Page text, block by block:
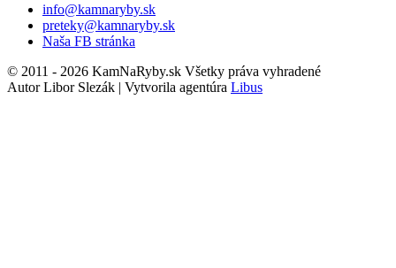
info@kamnaryby.sk
preteky@kamnaryby.sk
Naša FB stránka
© 2011 - 2026 KamNaRyby.sk Všetky práva vyhradené
Autor Libor Slezák | Vytvorila agentúra Libus